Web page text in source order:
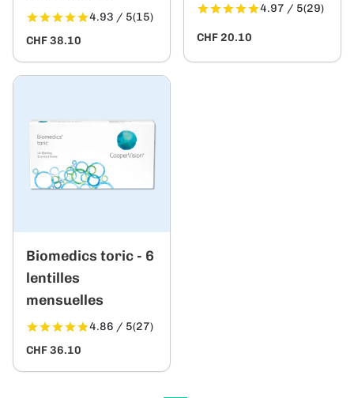
4.93 / 5(15)
CHF 38.10
4.97 / 5(29)
CHF 20.10
Biomedics toric - 6
lentilles
mensuelles
4.86 / 5(27)
CHF 36.10